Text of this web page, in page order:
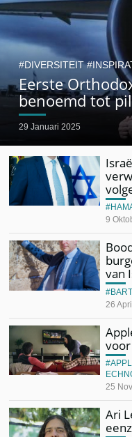
Eerste
benoemd tot
29 Januari 2025
DIVERSITEIT
9
van
26
25
Ari